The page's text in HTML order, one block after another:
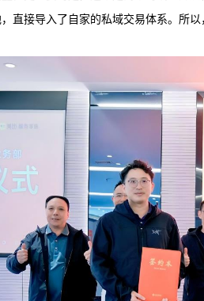
直接导入了自家的私域交易体系。所